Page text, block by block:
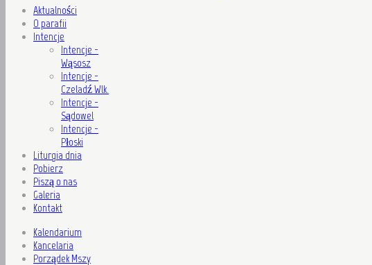
Aktualności
O parafii
Intencje
Intencje -
Wąsosz
Intencje -
Czeladź Wlk.
Intencje -
Sądowel
Intencje -
Płoski
Liturgia dnia
Pobierz
Piszą o nas
Galeria
Kontakt
Kalendarium
Kancelaria
Porządek Mszy